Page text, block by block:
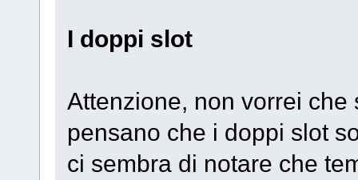
I doppi slot
Attenzione, non vorrei
pensano che i doppi slot
ci sembra di notare che